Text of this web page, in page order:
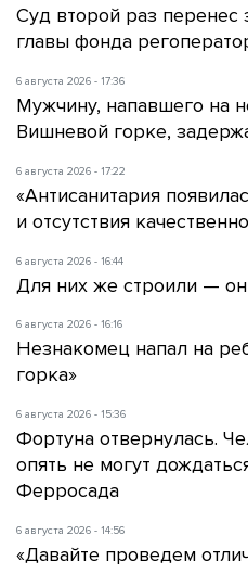
Суд второй раз перенес
главы фонда
6 августа 2026 - 17:36
Мужчину, напавшего на
Вишневой горке,
6 августа 2026 - 17:22
«Антисанитария
и отсутствия
6 августа 2026 - 16:44
Для них же строили —
6 августа 2026 - 16:16
Незнакомец напал на
горка»
6 августа 2026 - 15:36
Фортуна отвернулась.
опять не могут
Ферросада
6 августа 2026 - 14:56
«Давайте проведем